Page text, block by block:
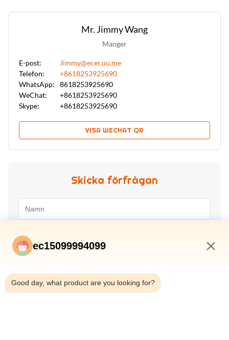
Mr. Jimmy Wang
Manger
E-post:
Jimmy@ecer.uu.me
Telefon:
+8618253925690
WhatsApp:
8618253925690
WeChat:
+8618253925690
Skype:
+8618253925690
VISA WECHAT QR
Skicka förfrågan
ec15099994099
Good day, what product are you looking for?